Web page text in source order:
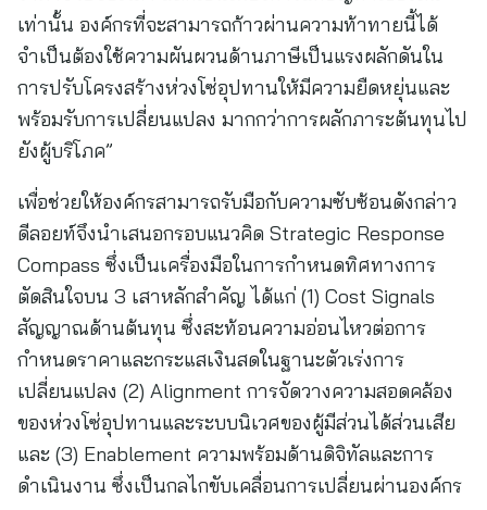
เท่านั้น องค์กรที่จะสามารถก้าวผ่านความท้าทายนี้ได้
จำเป็นต้องใช้ความผันผวนด้านภาษีเป็นแรงผลักดันใน
การปรับโครงสร้างห่วงโซ่อุปทานให้มีความยืดหยุ่นและ
พร้อมรับการเปลี่ยนแปลง มากกว่าการผลักภาระต้นทุนไป
ยังผู้บริโภค”
เพื่อช่วยให้องค์กรสามารถรับมือกับความซับซ้อนดังกล่าว
ดีลอยท์จึงนำเสนอกรอบแนวคิด Strategic Response
Compass ซึ่งเป็นเครื่องมือในการกำหนดทิศทางการ
ตัดสินใจบน 3 เสาหลักสำคัญ ได้แก่ (1) Cost Signals
สัญญาณด้านต้นทุน ซึ่งสะท้อนความอ่อนไหวต่อการ
กำหนดราคาและกระแสเงินสดในฐานะตัวเร่งการ
เปลี่ยนแปลง (2) Alignment การจัดวางความสอดคล้อง
ของห่วงโซ่อุปทานและระบบนิเวศของผู้มีส่วนได้ส่วนเสีย
และ (3) Enablement ความพร้อมด้านดิจิทัลและการ
ดำเนินงาน ซึ่งเป็นกลไกขับเคลื่อนการเปลี่ยนผ่านองค์กร